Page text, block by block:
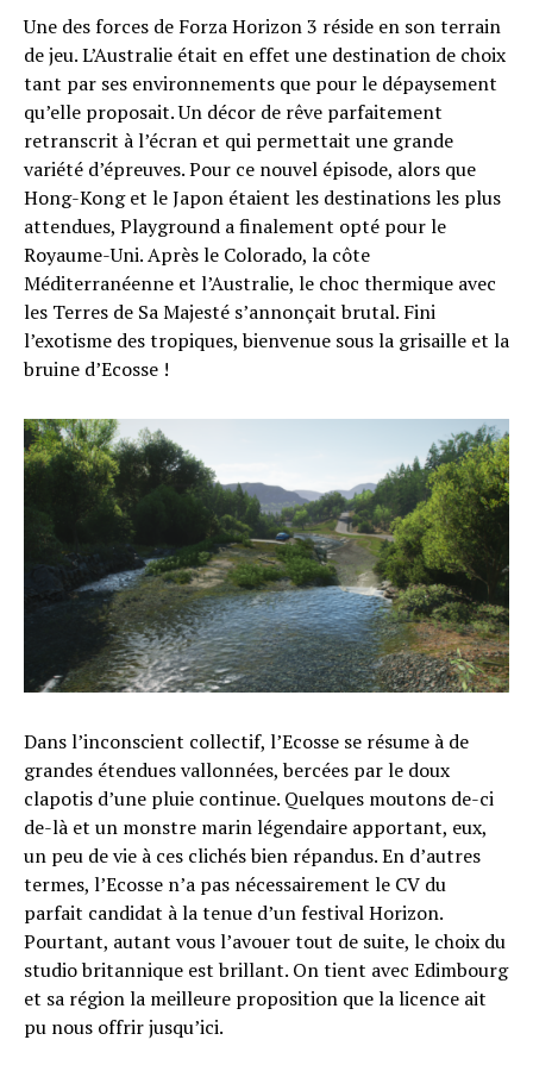
Une des forces de Forza Horizon 3 réside en son terrain
de jeu. L’Australie était en effet une destination de choix
tant par ses environnements que pour le dépaysement
qu’elle proposait. Un décor de rêve parfaitement
retranscrit à l’écran et qui permettait une grande
variété d’épreuves. Pour ce nouvel épisode, alors que
Hong-Kong et le Japon étaient les destinations les plus
attendues, Playground a finalement opté pour le
Royaume-Uni. Après le Colorado, la côte
Méditerranéenne et l’Australie, le choc thermique avec
les Terres de Sa Majesté s’annonçait brutal. Fini
l’exotisme des tropiques, bienvenue sous la grisaille et la
bruine d’Ecosse !
Dans l’inconscient collectif, l’Ecosse se résume à de
grandes étendues vallonnées, bercées par le doux
clapotis d’une pluie continue. Quelques moutons de-ci
de-là et un monstre marin légendaire apportant, eux,
un peu de vie à ces clichés bien répandus. En d’autres
termes, l’Ecosse n’a pas nécessairement le CV du
parfait candidat à la tenue d’un festival Horizon.
Pourtant, autant vous l’avouer tout de suite, le choix du
studio britannique est brillant. On tient avec Edimbourg
et sa région la meilleure proposition que la licence ait
pu nous offrir jusqu’ici.